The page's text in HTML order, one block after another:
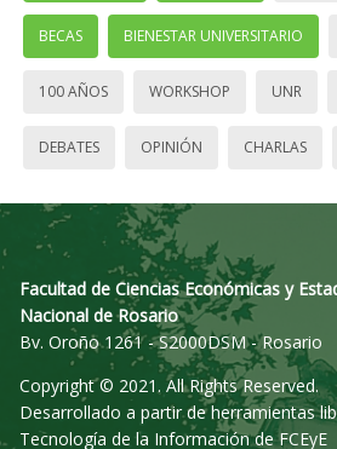
BECAS BIENESTAR UNIVERSITARIO
100 AÑOS WORKSHOP UNR
DEBATES OPINIÓN CHARLAS
Facultad de Ciencias Económicas y
Nacional de Rosario
Bv. Oroño 1261 - S2000DSM - Rosario
Copyright © 2021. All Rights Reserved.
Desarrollado a partir de herramientas
Tecnología de la Información de FCEyE